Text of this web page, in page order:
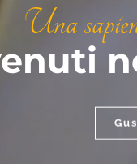
Una